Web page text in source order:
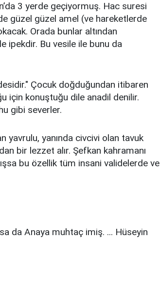
3 yerde geçiyormuş. Hac suresi
güzel güzel amel (ve hareketlerde
Orada bunlar altından
ipekdir. Bu vesile ile bunu da
Çocuk doğduğundan itibaren
için konuştuğu dile anadil denilir.
gibi severler.
yavrulu, yanında civcivi olan tavuk
bir lezzet alır. Şefkan kahramanı
bu özellik tüm insani validelerde ve
da Anaya muhtaç imiş. ... Hüseyin